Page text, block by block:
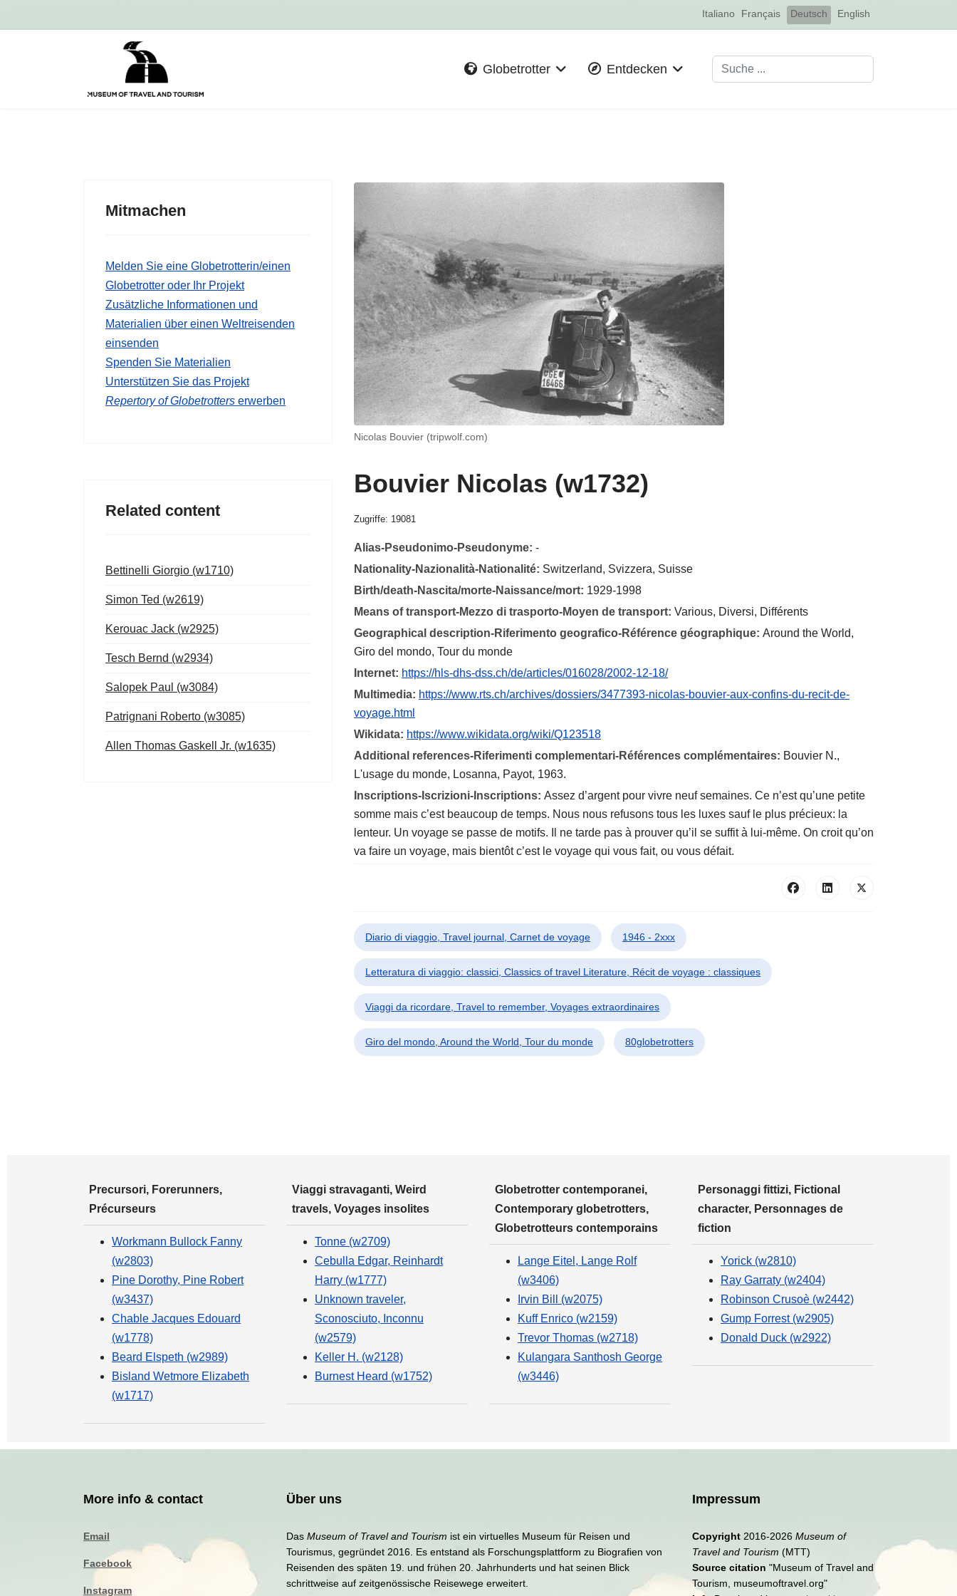
Select your language
Italiano Français Deutsch English
Globetrotter Entdecken Suchen
Mitmachen
Melden Sie eine Globetrotterin/einen
Globetrotter oder Ihr Projekt
Zusätzliche Informationen und
Materialien über einen Weltreisenden
einsenden
Spenden Sie Materialien
Unterstützen Sie das Projekt
Repertory of Globetrotters erwerben
Related content
Bettinelli Giorgio (w1710)
Simon Ted (w2619)
Kerouac Jack (w2925)
Tesch Bernd (w2934)
Salopek Paul (w3084)
Patrignani Roberto (w3085)
Allen Thomas Gaskell Jr. (w1635)
Nicolas Bouvier (tripwolf.com)
Bouvier Nicolas (w1732)
Zugriffe: 19081
Alias-Pseudonimo-Pseudonyme: -
Nationality-Nazionalità-Nationalité: Switzerland, Svizzera, Suisse
Birth/death-Nascita/morte-Naissance/mort: 1929-1998
Means of transport-Mezzo di trasporto-Moyen de transport: Various, Diversi, Différents
Geographical description-Riferimento geografico-Référence géographique: Around the World,
Giro del mondo, Tour du monde
Internet: https://hls-dhs-dss.ch/de/articles/016028/2002-12-18/
Multimedia: https://www.rts.ch/archives/dossiers/3477393-nicolas-bouvier-aux-confins-du-recit-de-
voyage.html
Wikidata: https://www.wikidata.org/wiki/Q123518
Additional references-Riferimenti complementari-Références complémentaires: Bouvier N.,
L'usage du monde, Losanna, Payot, 1963.
Inscriptions-Iscrizioni-Inscriptions: Assez d’argent pour vivre neuf semaines. Ce n’est qu’une petite
somme mais c’est beaucoup de temps. Nous nous refusons tous les luxes sauf le plus précieux: la
lenteur. Un voyage se passe de motifs. Il ne tarde pas à prouver qu’il se suffit à lui-même. On croit qu’on
va faire un voyage, mais bientôt c’est le voyage qui vous fait, ou vous défait.
Diario di viaggio, Travel journal, Carnet de voyage 1946 - 2xxx
Letteratura di viaggio: classici, Classics of travel Literature, Récit de voyage : classiques
Viaggi da ricordare, Travel to remember, Voyages extraordinaires
Giro del mondo, Around the World, Tour du monde 80globetrotters
Precursori, Forerunners,
Précurseurs
Workmann Bullock Fanny
(w2803)
Pine Dorothy, Pine Robert
(w3437)
Chable Jacques Edouard
(w1778)
Beard Elspeth (w2989)
Bisland Wetmore Elizabeth
(w1717)
Viaggi stravaganti, Weird
travels, Voyages insolites
Tonne (w2709)
Cebulla Edgar, Reinhardt
Harry (w1777)
Unknown traveler,
Sconosciuto, Inconnu
(w2579)
Keller H. (w2128)
Burnest Heard (w1752)
Globetrotter contemporanei,
Contemporary globetrotters,
Globetrotteurs contemporains
Lange Eitel, Lange Rolf
(w3406)
Irvin Bill (w2075)
Kuff Enrico (w2159)
Trevor Thomas (w2718)
Kulangara Santhosh George
(w3446)
Personaggi fittizi, Fictional
character, Personnages de
fiction
Yorick (w2810)
Ray Garraty (w2404)
Robinson Crusoè (w2442)
Gump Forrest (w2905)
Donald Duck (w2922)
More info & contact
Email
Facebook
Instagram
Über uns
Das Museum of Travel and Tourism ist ein virtuelles Museum für Reisen und
Tourismus, gegründet 2016. Es entstand als Forschungsplattform zu Biografien von
Reisenden des späten 19. und frühen 20. Jahrhunderts und hat seinen Blick
schrittweise auf zeitgenössische Reisewege erweitert.
Impressum
Copyright 2016-2026 Museum of
Travel and Tourism (MTT)
Source citation "Museum of Travel and
Tourism, museumoftravel.org"